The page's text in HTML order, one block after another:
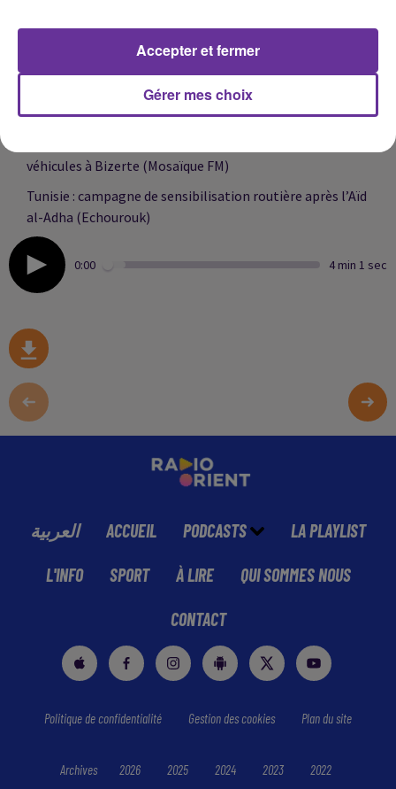
Algérie : des candidats exclus des législatives contestent
leur éviction devant la justice (El Khabar)
Algérie : les premiers recours de candidats soupçonnés
de corruption rejetés par les tribunaux (El Khabar)
véhicules à Bizerte (Mosaïque FM)
Tunisie : campagne de sensibilisation routière après l’Aïd
al-Adha (Echourouk)
0:00 4 min 1 sec
العربية ACCUEIL PODCASTS LA PLAYLIST
L'INFO SPORT À LIRE QUI SOMMES NOUS
CONTACT
Politique de confidentialité Gestion des cookies Plan du site
Archives 2026 2025 2024 2023 2022
Gérer mes choix
Accepter et fermer